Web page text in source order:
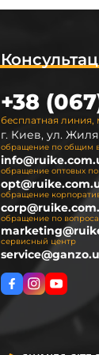
бесплатная
+38
г. Киев, ул.
обращение по общим
обращение оптовых
обращение
обращение по
сервисный центр